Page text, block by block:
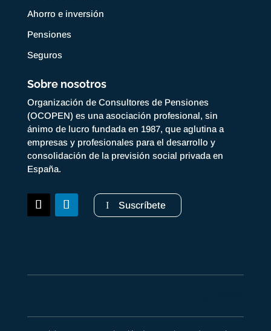
Ahorro e inversión
Pensiones
Seguros
Sobre nosotros
Organización de Consultores de Pensiones
(OCOPEN) es una asociación profesional, sin
ánimo de lucro fundada en 1987, que aglutina a
empresas y profesionales para el desarrollo y
consolidación de la previsión social privada en
España.
Suscríbete